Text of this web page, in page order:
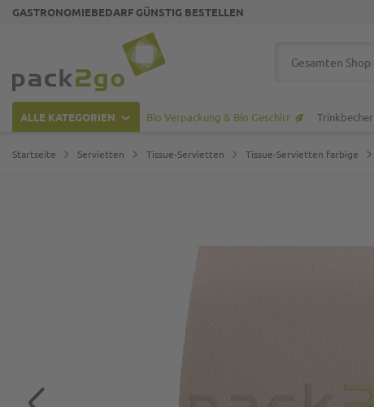
GASTRONOMIEBEDARF GÜNSTIG BESTELLEN
ALLE KATEGORIEN Bio Verpackung & Bio Geschirr Trinkbecher
Startseite Servietten Tissue-Servietten Tissue-Servietten farbige